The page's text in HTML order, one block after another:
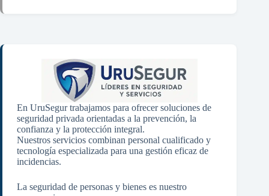
En UruSegur trabajamos para ofrecer soluciones de
seguridad privada orientadas a la prevención, la
confianza y la protección integral.
Nuestros servicios combinan personal cualificado y
tecnología especializada para una gestión eficaz de
incidencias.
La seguridad de personas y bienes es nuestro